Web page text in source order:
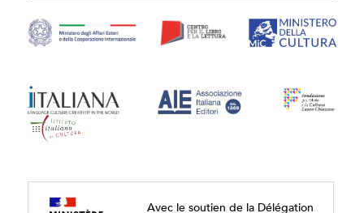
Avec le soutien de la Délégation